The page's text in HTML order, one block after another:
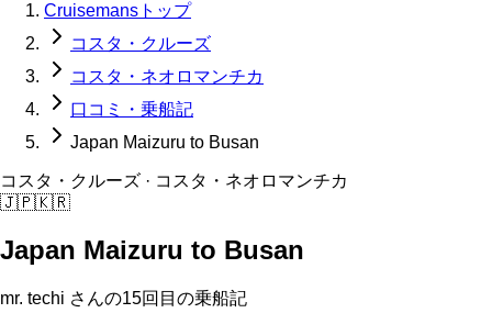
Cruisemansトップ
コスタ・クルーズ
コスタ・ネオロマンチカ
口コミ・乗船記
Japan Maizuru to Busan
コスタ・クルーズ · コスタ・ネオロマンチカ
🇯🇵🇰🇷
Japan Maizuru to Busan
mr. techi さんの15回目の乗船記